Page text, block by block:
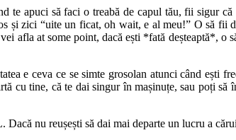
apuci să faci o treabă de capul tău, fii sigur
și zici “uite un ficat, oh wait, e al meu!” O să fii
afla at some point, dacă ești *fată deșteaptă*,
e ceva ce se simte grosolan atunci când ești
cu tine, că te dai singur în mașinuțe, sau poți
nu reușești să dai mai departe un lucru a